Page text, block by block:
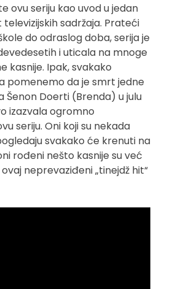
ovu seriju kao uvod u jedan
sadržaja. Prateći
do odraslog doba, serija je
i uticala na mnoge
kasnije. Ipak, svakako
pomenemo da je smrt jedne
Šenon Doerti (Brenda) u julu
izazvala ogromno
seriju. Oni koji su nekada
svakako će krenuti na
rođeni nešto kasnije su već
neprevaziđeni „tinejdž hit“